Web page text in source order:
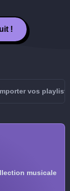
!
vos
musicale